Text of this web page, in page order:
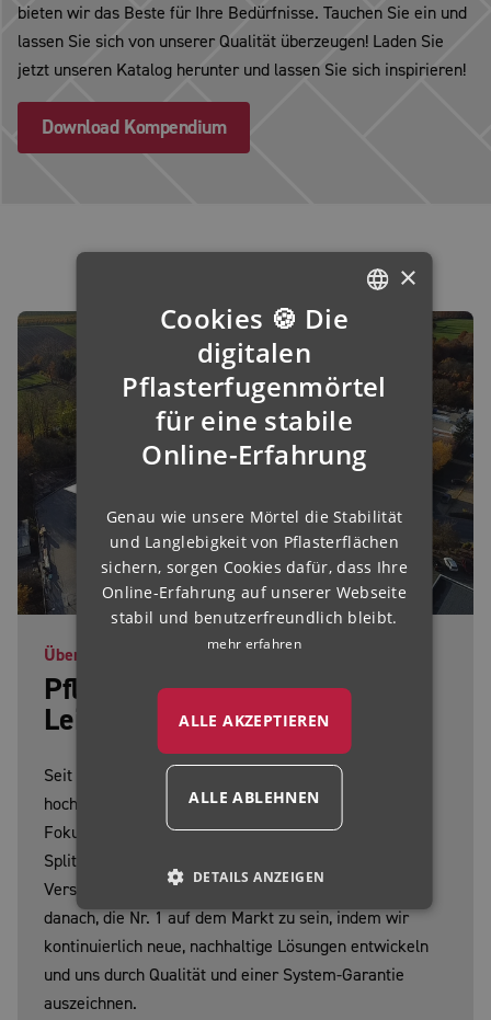
bieten wir das Beste für Ihre Bedürfnisse. Tauchen Sie ein und
lassen Sie sich von unserer Qualität überzeugen! Laden Sie
jetzt unseren Katalog herunter und lassen Sie sich inspirieren!
Download Kompendium
Über uns
Pflasterfugen sind unsere
Leidenschaft
Seit 1989 entwickeln, produzieren und vertreiben wir
hochwertige bauchemische Produkte weltweit. Unser
Fokus liegt auf innovativen Pflasterfugenmörteln,
Splittbindern und dem einzigartigen
Verschiebesicherungssystem ISATEC®. Wir streben
danach, die Nr. 1 auf dem Markt zu sein, indem wir
kontinuierlich neue, nachhaltige Lösungen entwickeln
und uns durch Qualität und einer System-Garantie
auszeichnen.
ENGLISH
FRENCH
FINNISH
NORWEGIAN
HUNGARIAN
×
Cookies 🍪 Die
digitalen
Pflasterfugenmörtel
für eine stabile
Online-Erfahrung
Genau wie unsere Mörtel die Stabilität
und Langlebigkeit von Pflasterflächen
sichern, sorgen Cookies dafür, dass Ihre
Online-Erfahrung auf unserer Webseite
stabil und benutzerfreundlich bleibt.
mehr erfahren
ALLE AKZEPTIEREN
ALLE ABLEHNEN
DETAILS ANZEIGEN